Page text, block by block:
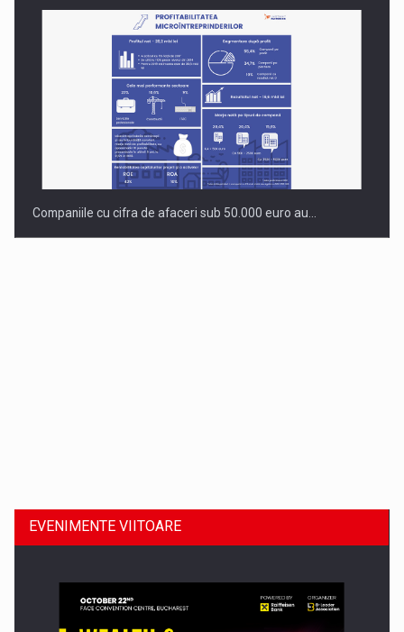
Companiile cu cifra de afaceri sub 50.000 euro au…
EVENIMENTE VIITOARE